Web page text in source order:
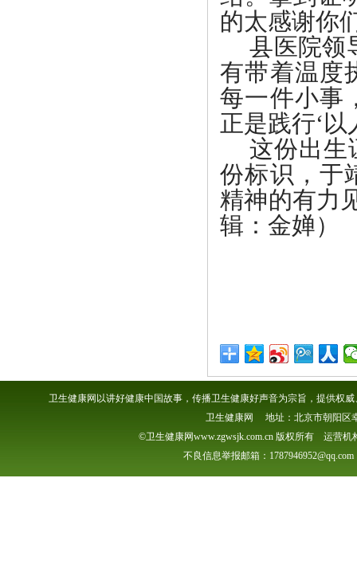
的太感谢你
县医院领
有带着温度
每一件小事
正是践行‘以
这份出生
份标识，于
精神的有力
辑：金婵）
卫生健康网以讲好健康中国故事，传播卫生健康好声音为宗旨，提供权
卫生健康网 地址：北京市朝阳区
©卫生健康网www.zgwsjk.com.cn 版权所有 运营
不良信息举报邮箱：